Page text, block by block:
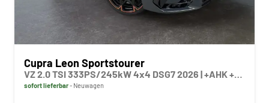
Cupra Leon Sportstourer
VZ 2.0 TSI 333PS/245kW 4x4 DSG7 2026 | +AHK +NAVI +Matrix +Immersive +5J Erw. Garantie
sofort lieferbar Neuwagen